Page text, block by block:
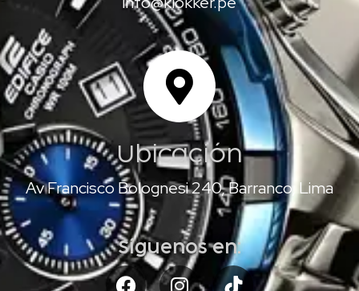
Ubicación
Av Francisco Bolognesi 240, Barranco, Lima
Síguenos en: